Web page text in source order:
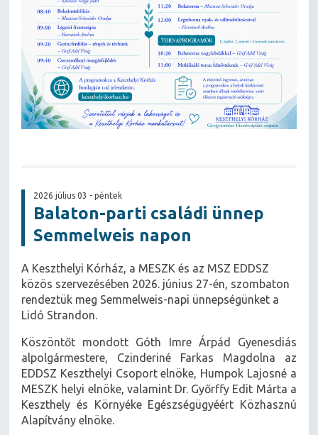
2026 július 03 - péntek
Balaton-parti családi ünnep
Semmelweis napon
A Keszthelyi Kórház, a MESZK és az MSZ EDDSZ
közös szervezésében 2026. június 27-én, szombaton
rendeztük meg Semmelweis-napi ünnepségünket a
Lidó Strandon.
Köszöntőt mondott Góth Imre Árpád Gyenesdiás
alpolgármestere, Czinderiné Farkas Magdolna az
EDDSZ Keszthelyi Csoport elnöke, Humpok Lajosné a
MESZK helyi elnöke, valamint Dr. Győrffy Edit Márta a
Keszthely és Környéke Egészségügyéért Közhasznú
Alapítvány elnöke.